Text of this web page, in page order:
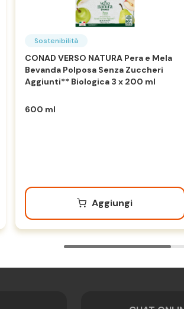
Sostenibilità
CONAD VERSO NATURA Pera e Mela
Bevanda Polposa Senza Zuccheri
Aggiunti** Biologica 3 x 200 ml
600 ml
Aggiungi